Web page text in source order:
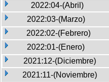
2022:04-(Abril)
2022:03-(Marzo)
2022:02-(Febrero)
2022:01-(Enero)
2021:12-(Diciembre)
2021:11-(Noviembre)